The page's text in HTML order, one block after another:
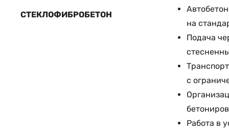
СТЕКЛОФИБРОБЕТОН
на
Подача
с
Работа в